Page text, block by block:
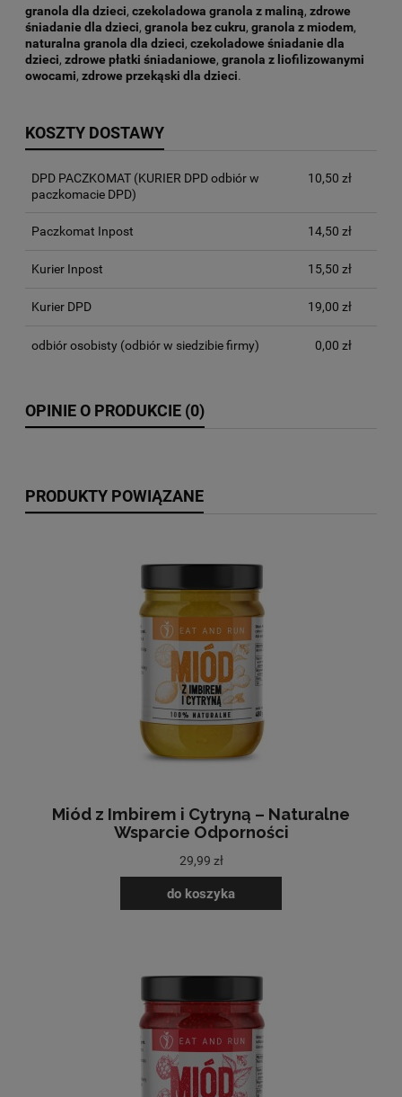
granola dla dzieci, czekoladowa granola z maliną, zdrowe
śniadanie dla dzieci, granola bez cukru, granola z miodem,
naturalna granola dla dzieci, czekoladowe śniadanie dla
dzieci, zdrowe płatki śniadaniowe, granola z liofilizowanymi
owocami, zdrowe przekąski dla dzieci.
KOSZTY DOSTAWY
DPD PACZKOMAT (KURIER DPD odbiór w
paczkomacie DPD)
10,50 zł
Paczkomat Inpost 14,50 zł
Kurier Inpost 15,50 zł
Kurier DPD 19,00 zł
odbiór osobisty (odbiór w siedzibie firmy) 0,00 zł
PRODUKTY POWIĄZANE
Miód z Imbirem i Cytryną – Naturalne
Wsparcie Odporności
29,99 zł
do koszyka
OPINIE O PRODUKCIE (0)